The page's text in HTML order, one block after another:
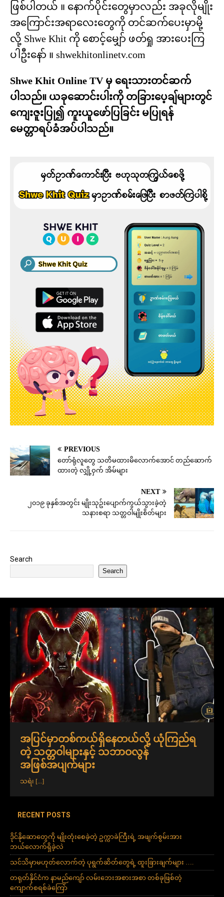
ဖြစ်ပါတယ် ။ နောက်ပိုင်းတွေမှာလည်း အခုလိုမျိုး
အကြောင်းအရာလေးတွေကို တင်ဆက်ပေးမှာမို့
လို့ Shwe Khit ကို စောင့်မျှော် ဖတ်ရှု အားပေးကြ
ပါဦးနော် ။ shwekhitonlinetv.com
Shwe Khit Online TV မှ ရေးသားတင်ဆက်
ပါသည်။ ယခုဆောင်းပါးကို တခြားပေ့ချ်များတွင်
ကျေးဇူးပြု၍ ကူးယူဖော်ပြခြင်း မပြုရန်
မေတ္တာရပ်ခံအပ်ပါသည်။
PREVIOUS
တော်ရုံလူတွေ သတိမထားမိလောက်အောင် တည်ဆောက်
ထားတဲ့ လျှို့ဝှက် အိမ်များ
NEXT
၂၀၁၉ ခုနှစ်အတွင်း မျိုးသုဥ်းပျောက်ကွယ်သွားခဲ့တဲ့
သနားစရာ သတ္တဝါမျိုးစိတ်များ
Search
Search
အပြင်မှာတစ်ကယ်ရှိနေတယ်လို့ ယုံကြည်ရ
တဲ့ သတ္တဝါများနှင့် သဘာဝလွန်
အဖြစ်အပျက်များ
သရဲ၊ [...]
RECENT POSTS
ဒိုင်နိုဆောတွေကို မျိုးတုံးစေခဲ့တဲ့ ဥက္ကာခဲကြီးရဲ့ အဖျက်စွမ်းအား
ဘယ်လောက်ရှိခဲ့လဲ
သင်သိမှာမဟုတ်လောက်တဲ့ ပုရွက်ဆိတ်တွေရဲ့ ထူးခြားချက်များ ….
တရုတ်နိုင်ငံက နာမည်ကျော် လမ်းဘေးအစားအစာ တစ်ခုဖြစ်တဲ့
ကျောက်စရစ်ခဲကြော်